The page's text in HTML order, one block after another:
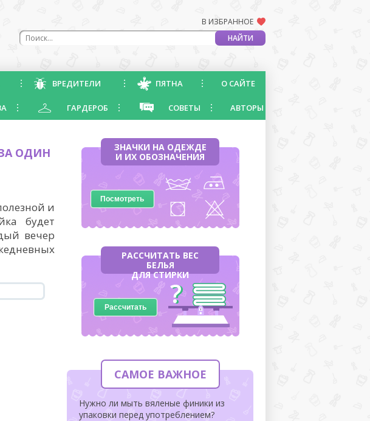
В ИЗБРАННОЕ
ВРЕДИТЕЛИ ПЯТНА О САЙТЕ
ГАРДЕРОБ СОВЕТЫ АВТОРЫ
ОДИН
и
будет
вечер
ЗНАЧКИ НА ОДЕЖДЕ
И ИХ ОБОЗНАЧЕНИЯ
Посмотреть
РАССЧИТАТЬ ВЕС
БЕЛЬЯ
ДЛЯ СТИРКИ
Рассчитать
САМОЕ ВАЖНОЕ
Нужно ли мыть вяленые финики из
упаковки перед употреблением?